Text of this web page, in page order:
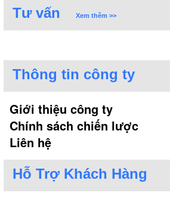
Tư vấn Xem thêm >>
Thông tin công ty
Giới thiệu công ty
Chính sách chiến lược
Liên hệ
Hỗ Trợ Khách Hàng